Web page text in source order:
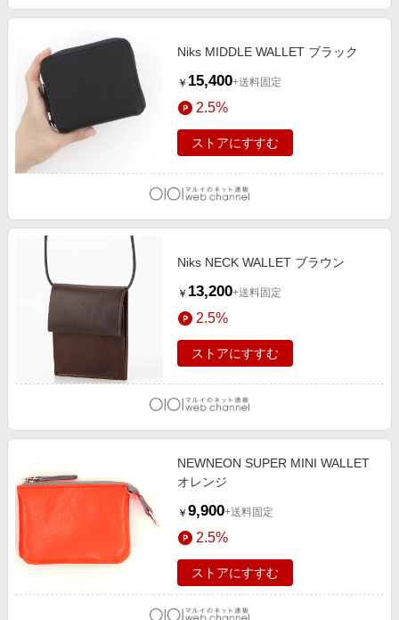
Niks MIDDLE WALLET ブラック
￥ 15,400+送料固定
2.5%
ストアにすすむ
Niks NECK WALLET ブラウン
￥ 13,200+送料固定
2.5%
ストアにすすむ
NEWNEON SUPER MINI WALLET
オレンジ
￥ 9,900+送料固定
2.5%
ストアにすすむ